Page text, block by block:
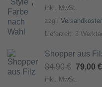
Preis
6,90 €
inkl. MwSt.
zzgl.
Lieferzeit: 3
Shopper aus
84,90 € 79,00 €
inkl. MwSt.